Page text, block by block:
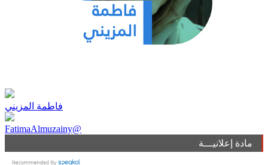
فاطمة المزيني
FatimaAlmuzainy@
مادة إعلانيـــة